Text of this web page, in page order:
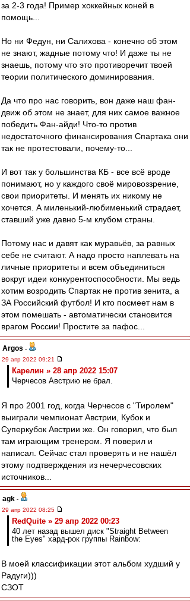
за 2-3 года! Пример хоккейных коней в
помощь...
Но ни Федун, ни Салихова - конечно об этом
не знают, жадные потому что! И даже ты не
знаешь, потому что это противоречит твоей
теории политического доминирования.
Да что про нас говорить, вон даже наш фан-
движ об этом не знает, для них самое важное
победить Фан-айди! Что-то против
недостаточного финансирования Спартака они
так не протестовали, почему-то...
И вот так у большинства КБ - все всё вроде
понимают, но у каждого своё мировоззрение,
свои приоритеты. И менять их никому не
хочется. А миленький-любименький страдает,
ставший уже давно 5-м клубом страны.
Потому нас и давят как муравьёв, за равных
себе не считают. А надо просто наплевать на
личные приоритеты и всем объединиться
вокруг идеи конкурентоспособности. Мы ведь
хотим возродить Спартак не против зенита, а
ЗА Российский футбол! И кто посмеет нам в
этом помешать - автоматически становится
врагом России! Простите за пафос...
Argos -
29 апр 2022 09:21
Карелин » 28 апр 2022 15:07
Черчесов Австрию не брал.
Я про 2001 год, когда Черчесов с "Тиролем"
выиграли чемпионат Австрии, Кубок и
Суперкубок Австрии же. Он говорил, что был
там играющим тренером. Я поверил и
написал. Сейчас стал проверять и не нашёл
этому подтверждения из нечерчесовских
источников...
agk -
29 апр 2022 08:25
RedQuite » 29 апр 2022 00:23
40 лет назад вышел диск "Straight Between
the Eyes" хард-рок группы Rainbow:
В моей классификации этот альбом худший у
Радуги)))
СЗОТ